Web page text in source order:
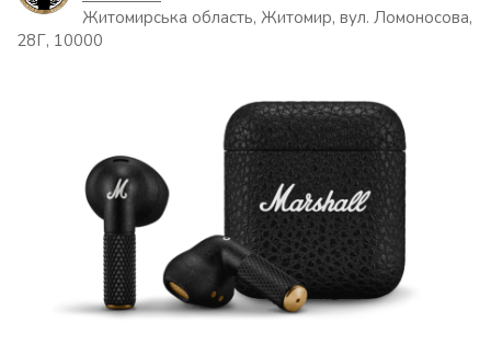
Житомирська область, Житомир, вул. Ломоносова,
28Г, 10000